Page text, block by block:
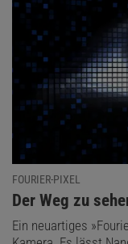
FOURIER-PIXEL
:
Der Weg zu
Ein neuartiges